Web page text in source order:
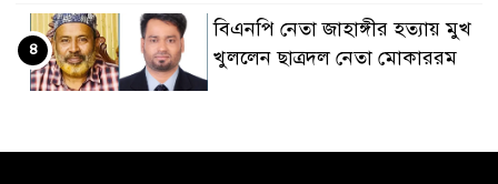
বিএনপি নেতা জাহাঙ্গীর হত্যায় মুখ
খুললেন ছাত্রদল নেতা মোকাররম
৪
জামায়াতের কর্মসূচিতে বিএনপির
৫